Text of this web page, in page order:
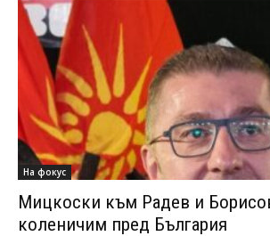
На фокус
Мицкоски към Радев и
коленичим пред България